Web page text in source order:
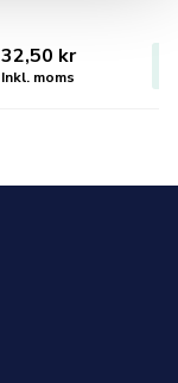
32,50 kr
Inkl. moms